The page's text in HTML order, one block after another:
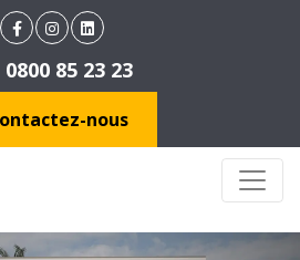
0800 85 23 23
nous